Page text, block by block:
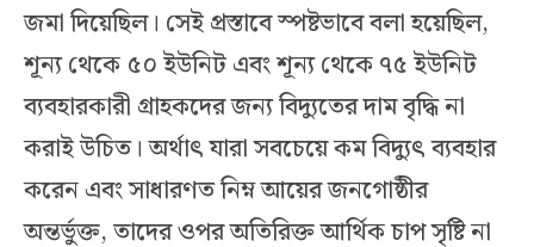
জমা দিয়েছিল। সেই প্রস্তাবে স্পষ্টভাবে বলা হয়েছিল,
শূন্য থেকে ৫০ ইউনিট এবং শূন্য থেকে ৭৫ ইউনিট
ব্যবহারকারী গ্রাহকদের জন্য বিদ্যুতের দাম বৃদ্ধি না
করাই উচিত। অর্থাৎ যারা সবচেয়ে কম বিদ্যুৎ ব্যবহার
করেন এবং সাধারণত নিম্ন আয়ের জনগোষ্ঠীর
অন্তর্ভুক্ত, তাদের ওপর অতিরিক্ত আর্থিক চাপ সৃষ্টি না